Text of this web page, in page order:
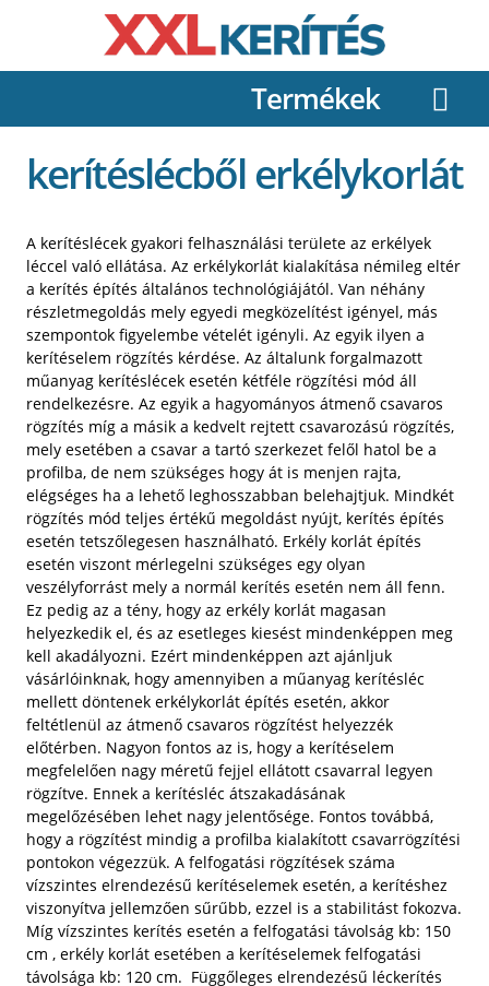
Termékek
kerítéslécből erkélykorlát
A kerítéslécek gyakori felhasználási területe az erkélyek
léccel való ellátása. Az erkélykorlát kialakítása némileg eltér
a kerítés építés általános technológiájától. Van néhány
részletmegoldás mely egyedi megközelítést igényel, más
szempontok figyelembe vételét igényli. Az egyik ilyen a
kerítéselem rögzítés kérdése. Az általunk forgalmazott
műanyag kerítéslécek esetén kétféle rögzítési mód áll
rendelkezésre. Az egyik a hagyományos átmenő csavaros
rögzítés míg a másik a kedvelt rejtett csavarozású rögzítés,
mely esetében a csavar a tartó szerkezet felől hatol be a
profilba, de nem szükséges hogy át is menjen rajta,
elégséges ha a lehető leghosszabban belehajtjuk. Mindkét
rögzítés mód teljes értékű megoldást nyújt, kerítés építés
esetén tetszőlegesen használható. Erkély korlát építés
esetén viszont mérlegelni szükséges egy olyan
veszélyforrást mely a normál kerítés esetén nem áll fenn.
Ez pedig az a tény, hogy az erkély korlát magasan
helyezkedik el, és az esetleges kiesést mindenképpen meg
kell akadályozni. Ezért mindenképpen azt ajánljuk
vásárlóinknak, hogy amennyiben a műanyag kerítésléc
mellett döntenek erkélykorlát építés esetén, akkor
feltétlenül az átmenő csavaros rögzítést helyezzék
előtérben. Nagyon fontos az is, hogy a kerítéselem
megfelelően nagy méretű fejjel ellátott csavarral legyen
rögzítve. Ennek a kerítésléc átszakadásának
megelőzésében lehet nagy jelentősége. Fontos továbbá,
hogy a rögzítést mindig a profilba kialakított csavarrögzítési
pontokon végezzük. A felfogatási rögzítések száma
vízszintes elrendezésű kerítéselemek esetén, a kerítéshez
viszonyítva jellemzően sűrűbb, ezzel is a stabilitást fokozva.
Míg vízszintes kerítés esetén a felfogatási távolság kb: 150
cm , erkély korlát esetében a kerítéselemek felfogatási
távolsága kb: 120 cm. Függőleges elrendezésű léckerítés